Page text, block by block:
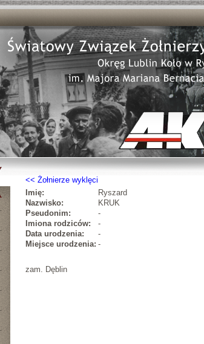
Żołnierze wyklęci
Imię:
Ryszard
Nazwisko:
KRUK
Pseudonim:
-
Imiona rodziców:
-
Data urodzenia:
-
Miejsce urodzenia: -
zam. Dęblin